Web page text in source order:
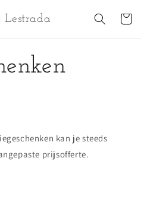
kan je steeds
prijsofferte.